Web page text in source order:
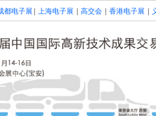
都电子展 上海电子展 高交会 香港电子展